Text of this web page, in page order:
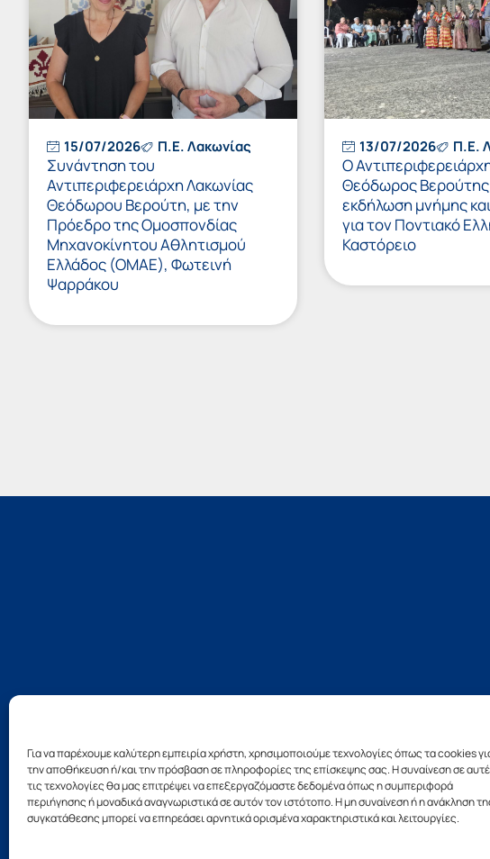
Για να παρέχουμε καλύτερη εμπειρία χρήστη, χρησιμοποιούμε τεχνολογίες όπως τα cookies
την αποθήκευση ή/και την πρόσβαση σε πληροφορίες της επίσκεψης σας. Η συναίνεση σε
τις τεχνολογίες θα μας επιτρέψει να επεξεργαζόμαστε δεδομένα όπως η συμπεριφορά
περιήγησης ή μοναδικά αναγνωριστικά σε αυτόν τον ιστότοπο. Η μη συναίνεση ή η ανάκληση
συγκατάθεσης μπορεί να επηρεάσει αρνητικά ορισμένα χαρακτηριστικά και λειτουργίες.
15/07/2026 Π.Ε. Λακωνίας
Συνάντηση του
Αντιπεριφερειάρχη Λακωνίας
Θεόδωρου Βερούτη, με την
Πρόεδρο της Ομοσπονδίας
Μηχανοκίνητου Αθλητισμού
Ελλάδος (ΟΜΑΕ), Φωτεινή
Ψαρράκου
13/07/2026 Π.Ε.
Ο
Θεόδωρος
εκδήλωση μνήμης
για τον Ποντιακό
Καστόρειο
Σχεδιασμός &